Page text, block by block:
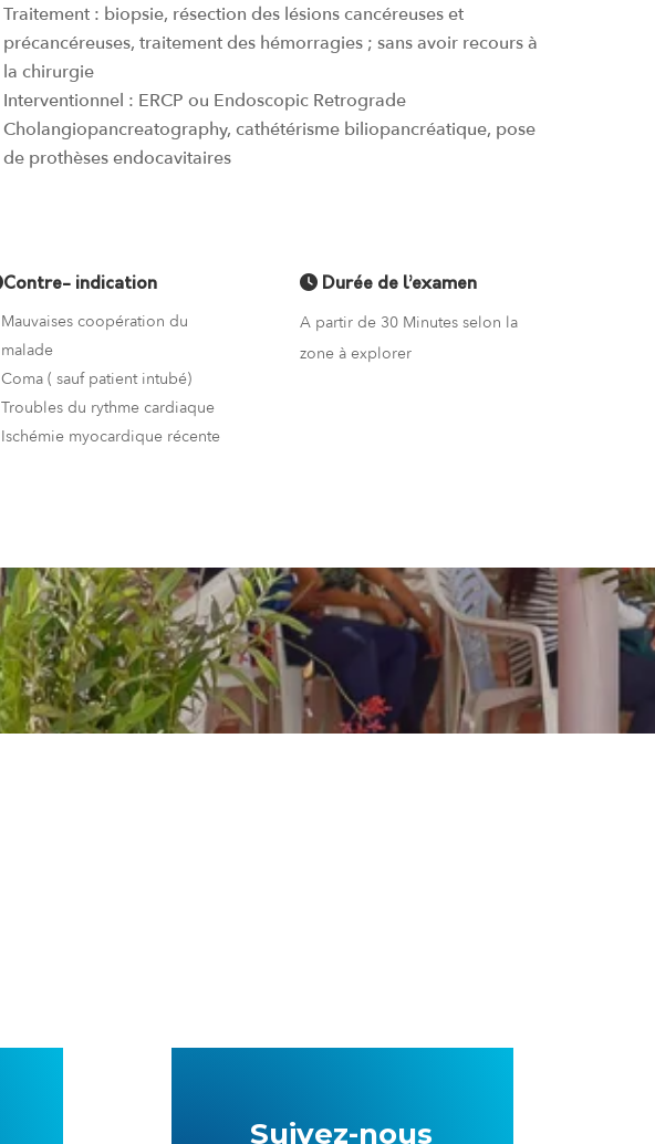
Traitement : biopsie, résection des lésions cancéreuses et
précancéreuses, traitement des hémorragies ; sans avoir recours à
la chirurgie
Interventionnel : ERCP ou Endoscopic Retrograde
Cholangiopancreatography, cathétérisme biliopancréatique, pose
de prothèses endocavitaires
Contre- indication
Mauvaises coopération du
malade
Coma ( sauf patient intubé)
Troubles du rythme cardiaque
Ischémie myocardique récente
Durée de l’examen
A partir de 30 Minutes selon la
zone à explorer
Suivez-nous